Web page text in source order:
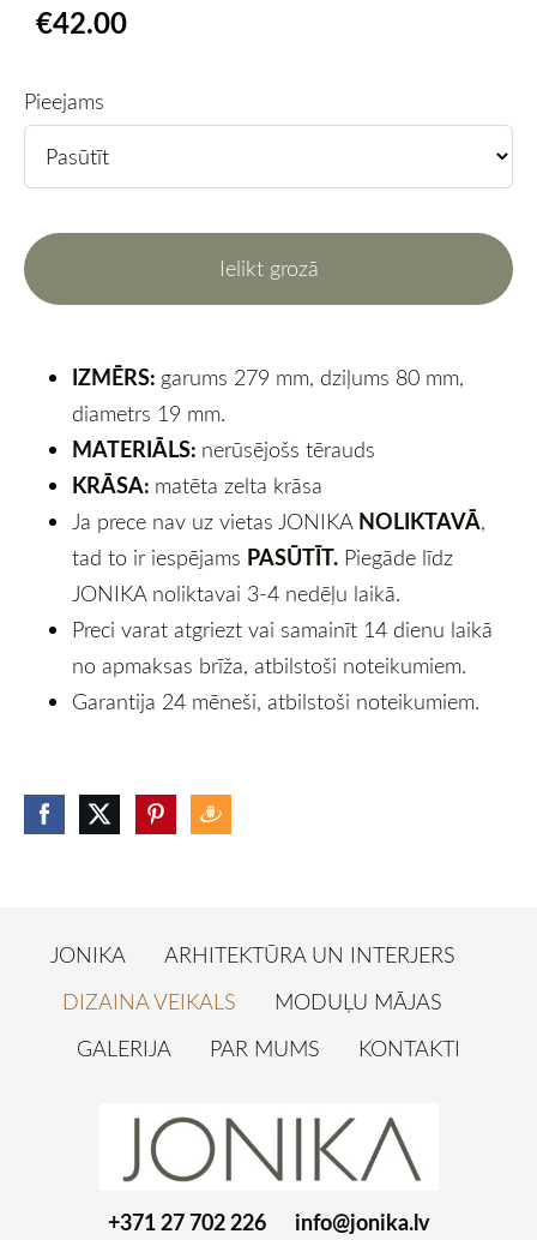
€42.00
Pieejams
Ielikt grozā
IZMĒRS: garums 279 mm, dziļums 80 mm,
diametrs 19 mm.
MATERIĀLS: nerūsējošs tērauds
KRĀSA: matēta zelta krāsa
Ja prece nav uz vietas JONIKA NOLIKTAVĀ,
tad to ir iespējams PASŪTĪT. Piegāde līdz
JONIKA noliktavai 3-4 nedēļu laikā.
Preci varat atgriezt vai samainīt 14 dienu laikā
no apmaksas brīža, atbilstoši noteikumiem.
Garantija 24 mēneši, atbilstoši noteikumiem.
JONIKA
ARHITEKTŪRA UN INTERJERS
DIZAINA VEIKALS
MODUĻU MĀJAS
GALERIJA
PAR MUMS KONTAKTI
+371 27 702 226 info@jonika.lv